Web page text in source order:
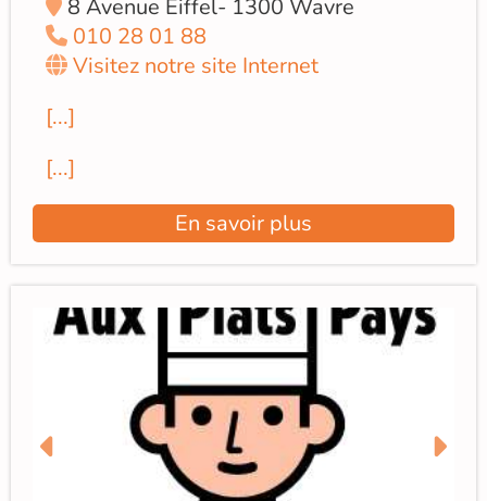
8 Avenue Eiffel- 1300 Wavre
010 28 01 88
Visitez notre site Internet
[...]
[...]
En savoir plus